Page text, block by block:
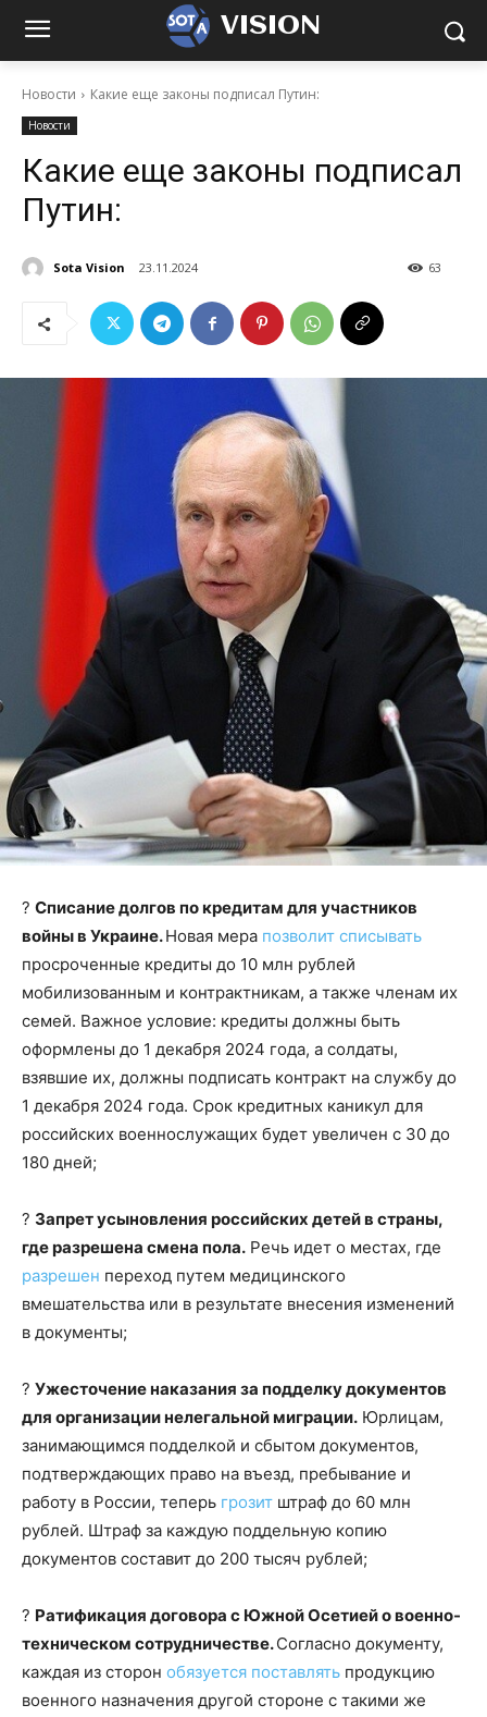
VISION
Новости Какие еще законы подписал Путин:
Новости
Какие еще законы подписал
Путин:
Sota Vision 23.11.2024 63
? Списание долгов по кредитам для участников
войны в Украине.Новая мера позволит списывать
просроченные кредиты до 10 млн рублей
мобилизованным и контрактникам, а также членам их
семей. Важное условие: кредиты должны быть
оформлены до 1 декабря 2024 года, а солдаты,
взявшие их, должны подписать контракт на службу до
1 декабря 2024 года. Срок кредитных каникул для
российских военнослужащих будет увеличен с 30 до
180 дней;
? Запрет усыновления российских детей в страны,
где разрешена смена пола. Речь идет о местах, где
разрешен переход путем медицинского
вмешательства или в результате внесения изменений
в документы;
? Ужесточение наказания за подделку документов
для организации нелегальной миграции. Юрлицам,
занимающимся подделкой и сбытом документов,
подтверждающих право на въезд, пребывание и
работу в России, теперь грозит штраф до 60 млн
рублей. Штраф за каждую поддельную копию
документов составит до 200 тысяч рублей;
? Ратификация договора с Южной Осетией о военно-
техническом сотрудничестве.Согласно документу,
каждая из сторон обязуется поставлять продукцию
военного назначения другой стороне с такими же